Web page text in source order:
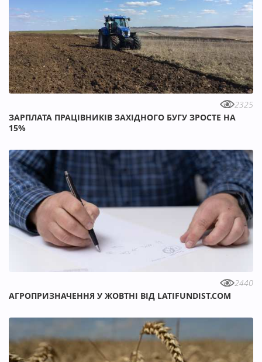
2325
ЗАРПЛАТА ПРАЦІВНИКІВ ЗАХІДНОГО БУГУ ЗРОСТЕ НА
15%
2440
АГРОПРИЗНАЧЕННЯ У ЖОВТНІ ВІД LATIFUNDIST.COM